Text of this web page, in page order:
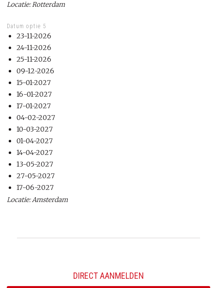
Locatie: Rotterdam
Datum optie 5
23-11-2026
24-11-2026
25-11-2026
09-12-2026
15-01-2027
16-01-2027
17-01-2027
04-02-2027
10-03-2027
01-04-2027
14-04-2027
13-05-2027
27-05-2027
17-06-2027
Locatie: Amsterdam
DIRECT AANMELDEN